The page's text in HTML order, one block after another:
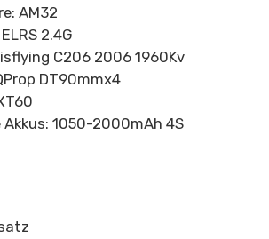
AM32
2.4G
C206 2006 1960Kv
DT90mmx4
1050-2000mAh 4S